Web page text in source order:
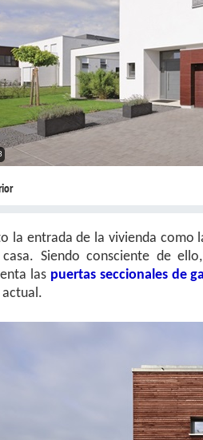
la entrada de la vivienda como
casa. Siendo consciente de ello,
las puertas seccionales de
actual.